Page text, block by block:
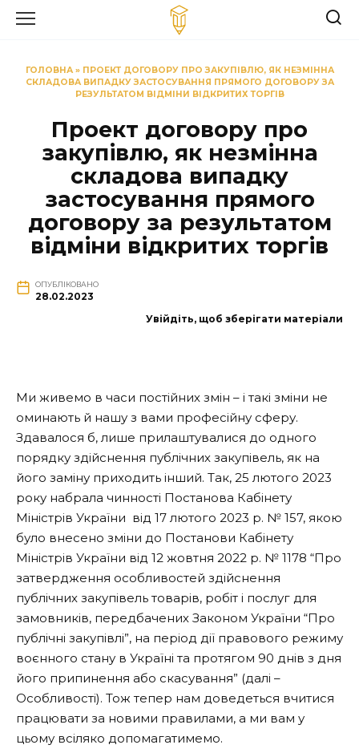
ГОЛОВНА» ПРОЕКТ ДОГОВОРУ ПРО ЗАКУПІВЛЮ, ЯК НЕЗМІННА
СКЛАДОВА ВИПАДКУ ЗАСТОСУВАННЯ ПРЯМОГО ДОГОВОРУ ЗА
РЕЗУЛЬТАТОМ ВІДМІНИ ВІДКРИТИХ ТОРГІВ
Проект договору про
закупівлю, як незмінна
складова випадку
застосування прямого
договору за результатом
відміни відкритих торгів
ОПУБЛІКОВАНО
28.02.2023
Увійдіть, щоб зберігати матеріали
Ми живемо в часи постійних змін – і такі зміни не
оминають й нашу з вами професійну сферу.
Здавалося б, лише прилаштувалися до одного
порядку здійснення публічних закупівель, як на
його заміну приходить інший. Так, 25 лютого 2023
року набрала чинності Постанова Кабінету
Міністрів України від 17 лютого 2023 р. № 157, якою
було внесено зміни до Постанови Кабінету
Міністрів України від 12 жовтня 2022 р. № 1178 “Про
затвердження особливостей здійснення
публічних закупівель товарів, робіт і послуг для
замовників, передбачених Законом України “Про
публічні закупівлі”, на період дії правового режиму
воєнного стану в Україні та протягом 90 днів з дня
його припинення або скасування” (далі –
Особливості). Тож тепер нам доведеться вчитися
працювати за новими правилами, а ми вам у
цьому всіляко допомагатимемо.